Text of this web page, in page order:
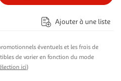
Ajouter à une liste
éventuels et les frais de
de varier en fonction du mode
ici)